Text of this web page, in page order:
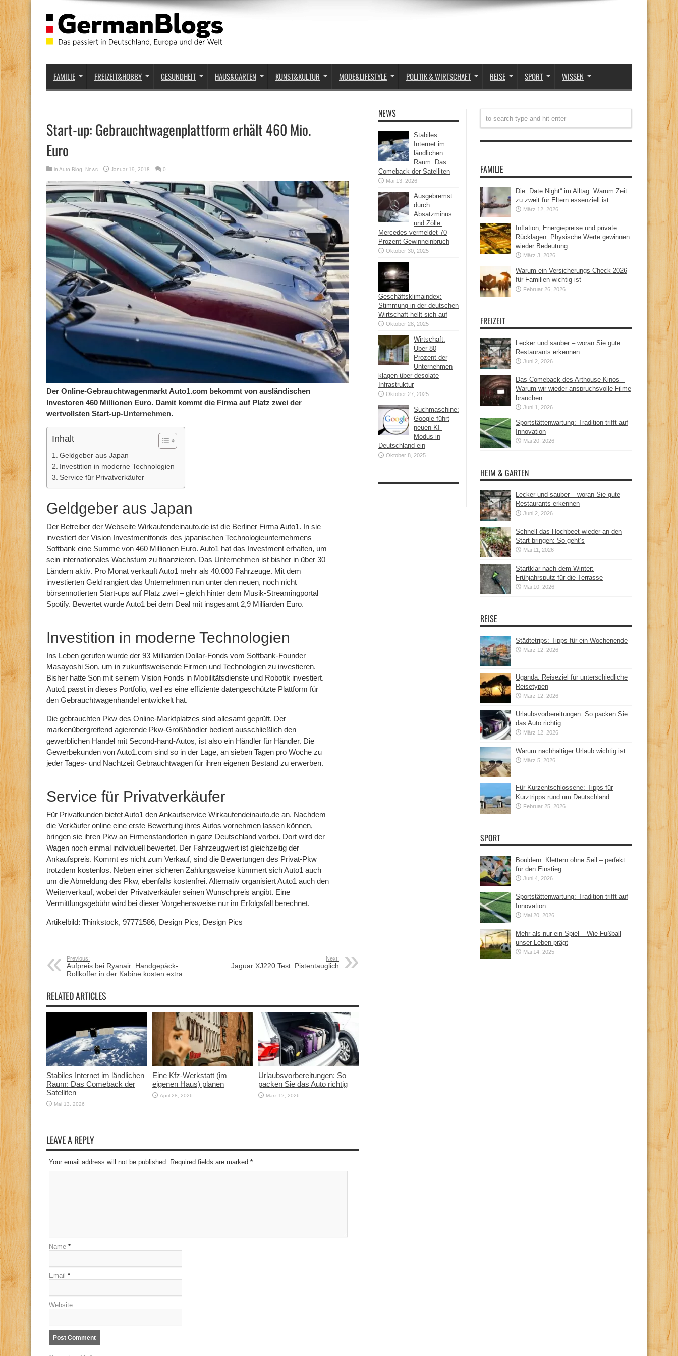
FAMILIE FREIZEIT&HOBBY GESUNDHEIT HAUS&GARTEN KUNST&KULTUR MODE&LIFESTYLE POLITIK & WIRTSCHAFT REISE SPORT WISSEN
Start-up: Gebrauchtwagenplattform erhält 460 Mio.
Euro
in Auto Blog News Januar 19, 2018 0
Der Online-Gebrauchtwagenmarkt Auto1.com bekommt von ausländischen
Investoren 460 Millionen Euro. Damit kommt die Firma auf Platz zwei der
wertvollsten Start-up-Unternehmen.
Inhalt
Geldgeber aus Japan
Investition in moderne Technologien
Service für Privatverkäufer
Geldgeber aus Japan
Der Betreiber der Webseite Wirkaufendeinauto.de ist die Berliner Firma Auto1. In sie
investiert der Vision Investmentfonds des japanischen Technologieunternehmens
Softbank eine Summe von 460 Millionen Euro. Auto1 hat das Investment erhalten, um
sein internationales Wachstum zu finanzieren. Das Unternehmen ist bisher in über 30
Ländern aktiv. Pro Monat verkauft Auto1 mehr als 40.000 Fahrzeuge. Mit dem
investierten Geld rangiert das Unternehmen nun unter den neuen, noch nicht
börsennotierten Start-ups auf Platz zwei – gleich hinter dem Musik-Streamingportal
Spotify. Bewertet wurde Auto1 bei dem Deal mit insgesamt 2,9 Milliarden Euro.
Investition in moderne Technologien
Ins Leben gerufen wurde der 93 Milliarden Dollar-Fonds vom Softbank-Founder
Masayoshi Son, um in zukunftsweisende Firmen und Technologien zu investieren.
Bisher hatte Son mit seinem Vision Fonds in Mobilitätsdienste und Robotik investiert.
Auto1 passt in dieses Portfolio, weil es eine effiziente datengeschützte Plattform für
den Gebrauchtwagenhandel entwickelt hat.
Die gebrauchten Pkw des Online-Marktplatzes sind allesamt geprüft. Der
markenübergreifend agierende Pkw-Großhändler bedient ausschließlich den
gewerblichen Handel mit Second-hand-Autos, ist also ein Händler für Händler. Die
Gewerbekunden von Auto1.com sind so in der Lage, an sieben Tagen pro Woche zu
jeder Tages- und Nachtzeit Gebrauchtwagen für ihren eigenen Bestand zu erwerben.
Service für Privatverkäufer
Für Privatkunden bietet Auto1 den Ankaufservice Wirkaufendeinauto.de an. Nachdem
die Verkäufer online eine erste Bewertung ihres Autos vornehmen lassen können,
bringen sie ihren Pkw an Firmenstandorten in ganz Deutschland vorbei. Dort wird der
Wagen noch einmal individuell bewertet. Der Fahrzeugwert ist gleichzeitig der
Ankaufspreis. Kommt es nicht zum Verkauf, sind die Bewertungen des Privat-Pkw
trotzdem kostenlos. Neben einer sicheren Zahlungsweise kümmert sich Auto1 auch
um die Abmeldung des Pkw, ebenfalls kostenfrei. Alternativ organisiert Auto1 auch den
Weiterverkauf, wobei der Privatverkäufer seinen Wunschpreis angibt. Eine
Vermittlungsgebühr wird bei dieser Vorgehensweise nur im Erfolgsfall berechnet.
Artikelbild: Thinkstock, 97771586, Design Pics, Design Pics
Previous:
Aufpreis bei Ryanair: Handgepäck-
Rollkoffer in der Kabine kosten extra
Next:
Jaguar XJ220 Test: Pistentauglich
RELATED ARTICLES
Stabiles Internet im ländlichen
Raum: Das Comeback der
Satelliten
Mai 13, 2026
Eine Kfz‑Werkstatt (im
eigenen Haus) planen
April 28, 2026
Urlaubsvorbereitungen: So
packen Sie das Auto richtig
März 12, 2026
LEAVE A REPLY
Your email address will not be published. Required fields are marked *
Name *
Email *
Website
NEWS
Stabiles
Internet im
ländlichen
Raum: Das
Comeback der Satelliten
Mai 13, 2026
Ausgebremst
durch
Absatzminus
und Zölle:
Mercedes vermeldet 70
Prozent Gewinneinbruch
Oktober 30, 2025
Geschäftsklimaindex:
Stimmung in der deutschen
Wirtschaft hellt sich auf
Oktober 28, 2025
Wirtschaft:
Über 80
Prozent der
Unternehmen
klagen über desolate
Infrastruktur
Oktober 27, 2025
Suchmaschine:
Google führt
neuen KI-
Modus in
Deutschland ein
Oktober 8, 2025
FAMILIE
Die „Date Night“ im Alltag: Warum Zeit
zu zweit für Eltern essenziell ist
März 12, 2026
Inflation, Energiepreise und private
Rücklagen: Physische Werte gewinnen
wieder Bedeutung
März 3, 2026
Warum ein Versicherungs-Check 2026
für Familien wichtig ist
Februar 26, 2026
FREIZEIT
Lecker und sauber – woran Sie gute
Restaurants erkennen
Juni 2, 2026
Das Comeback des Arthouse-Kinos –
Warum wir wieder anspruchsvolle Filme
brauchen
Juni 1, 2026
Sportstättenwartung: Tradition trifft auf
Innovation
Mai 20, 2026
HEIM & GARTEN
Lecker und sauber – woran Sie gute
Restaurants erkennen
Juni 2, 2026
Schnell das Hochbeet wieder an den
Start bringen: So geht’s
Mai 11, 2026
Startklar nach dem Winter:
Frühjahrsputz für die Terrasse
Mai 10, 2026
REISE
Städtetrips: Tipps für ein Wochenende
März 12, 2026
Uganda: Reiseziel für unterschiedliche
Reisetypen
März 12, 2026
Urlaubsvorbereitungen: So packen Sie
das Auto richtig
März 12, 2026
Warum nachhaltiger Urlaub wichtig ist
März 5, 2026
Für Kurzentschlossene: Tipps für
Kurztripps rund um Deutschland
Februar 25, 2026
SPORT
Bouldern: Klettern ohne Seil – perfekt
für den Einstieg
Juni 4, 2026
Sportstättenwartung: Tradition trifft auf
Innovation
Mai 20, 2026
Mehr als nur ein Spiel – Wie Fußball
unser Leben prägt
Mai 14, 2025